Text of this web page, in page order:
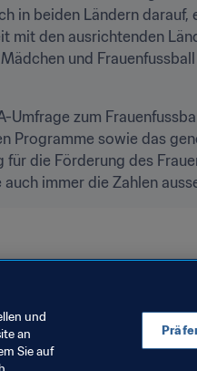
in beiden Ländern
mit den ausrichtenden
und
zum
sowie das
die Förderung des
immer die Zahlen
und
an
Sie auf